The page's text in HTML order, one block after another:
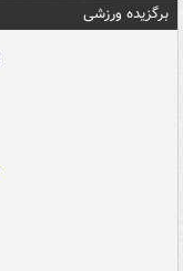
برگزیده ورزشی